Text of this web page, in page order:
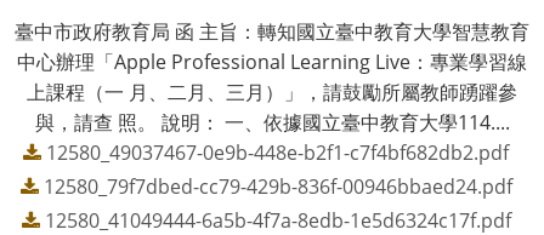
臺中市政府教育局 函 主旨：轉知國立臺中教育大學智慧教育
中心辦理「Apple Professional Learning Live：專業學習線
上課程（一 月、二月、三月）」，請鼓勵所屬教師踴躍參
與，請查 照。 說明： 一、依據國立臺中教育大學114....
12580_49037467-0e9b-448e-b2f1-c7f4bf682db2.pdf
12580_79f7dbed-cc79-429b-836f-00946bbaed24.pdf
12580_41049444-6a5b-4f7a-8edb-1e5d6324c17f.pdf